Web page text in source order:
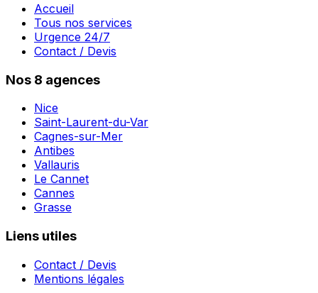
Accueil
Tous nos services
Urgence 24/7
Contact / Devis
Nos 8 agences
Nice
Saint-Laurent-du-Var
Cagnes-sur-Mer
Antibes
Vallauris
Le Cannet
Cannes
Grasse
Liens utiles
Contact / Devis
Mentions légales